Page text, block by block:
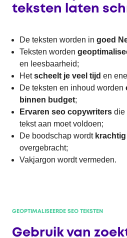
teksten laten
De teksten worden in goed
Teksten worden
en leesbaarheid;
Hetscheelt je veel tijd en
De teksten en inhoud worden
binnen budget;
Ervaren seo copywriters die
tekst aan moet voldoen;
De boodschap wordt
overgebracht;
Vakjargon wordt vermeden.
GEOPTIMALISEERDE SEO TEKSTEN
Gebruik van